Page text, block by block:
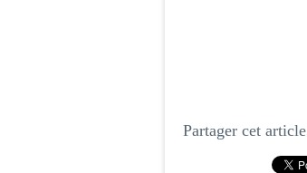
Partager cet article